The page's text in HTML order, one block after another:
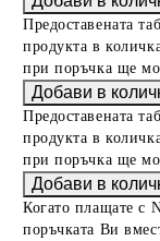
Предоставената
продукта в
при поръчка ще
Предоставената
продукта в
при поръчка ще
Когато плащате с
поръчката Ви